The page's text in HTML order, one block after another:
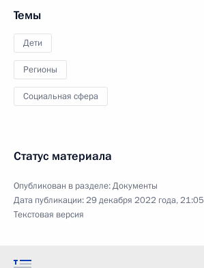
Темы
Дети
Регионы
Социальная сфера
Статус материала
Опубликован в разделе:Документы
Дата публикации:29 декабря 2022 года, 21:05
Текстовая версия